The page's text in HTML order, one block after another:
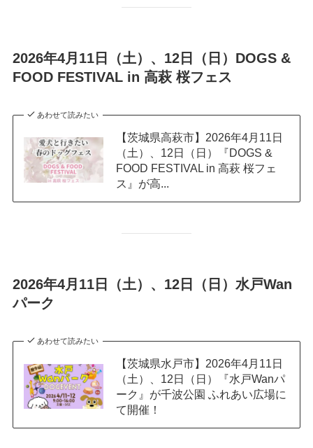
2026年4月11日（土）、12日（日）DOGS &
FOOD FESTIVAL in 高萩 桜フェス
あわせて読みたい
【茨城県高萩市】2026年4月11日
（土）、12日（日）『DOGS &
FOOD FESTIVAL in 高萩 桜フェ
ス』が高...
2026年4月11日（土）、12日（日）水戸Wan
パーク
あわせて読みたい
【茨城県水戸市】2026年4月11日
（土）、12日（日）『水戸Wanパ
ーク』が千波公園 ふれあい広場に
て開催！